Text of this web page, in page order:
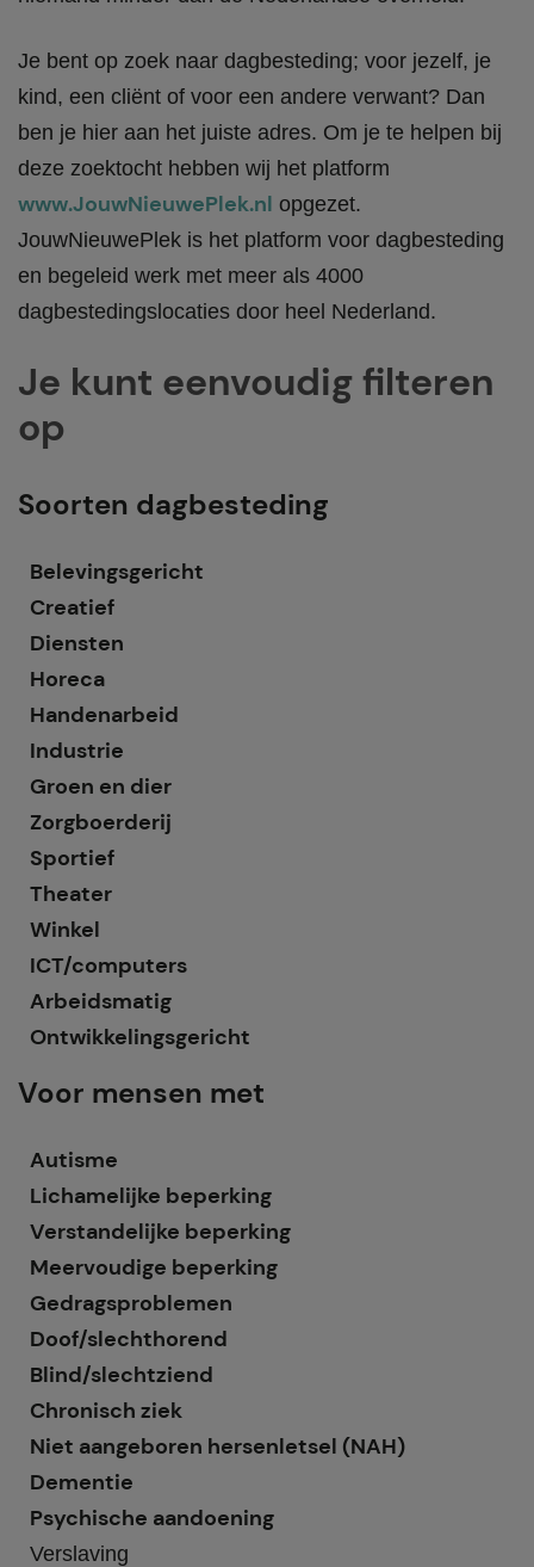
Je bent op zoek naar dagbesteding; voor jezelf, je
kind, een cliënt of voor een andere verwant? Dan
ben je hier aan het juiste adres. Om je te helpen bij
deze zoektocht hebben wij het platform
www.JouwNieuwePlek.nl opgezet.
JouwNieuwePlek is het platform voor dagbesteding
en begeleid werk met meer als 4000
dagbestedingslocaties door heel Nederland.
Je kunt eenvoudig filteren
op
Soorten dagbesteding
Belevingsgericht
Creatief
Diensten
Horeca
Handenarbeid
Industrie
Groen en dier
Zorgboerderij
Sportief
Theater
Winkel
ICT/computers
Arbeidsmatig
Ontwikkelingsgericht
Voor mensen met
Autisme
Lichamelijke beperking
Verstandelijke beperking
Meervoudige beperking
Gedragsproblemen
Doof/slechthorend
Blind/slechtziend
Chronisch ziek
Niet aangeboren hersenletsel (NAH)
Dementie
Psychische aandoening
Verslaving